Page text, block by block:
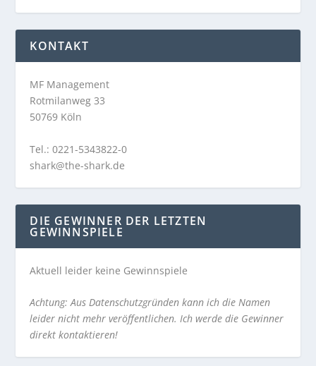
KONTAKT
MF Management
Rotmilanweg 33
50769 Köln
Tel.: 0221-5343822-0
shark@the-shark.de
DIE GEWINNER DER LETZTEN
GEWINNSPIELE
Aktuell leider keine Gewinnspiele
Achtung: Aus Datenschutzgründen kann ich die Namen
leider nicht mehr veröffentlichen. Ich werde die Gewinner
direkt kontaktieren!